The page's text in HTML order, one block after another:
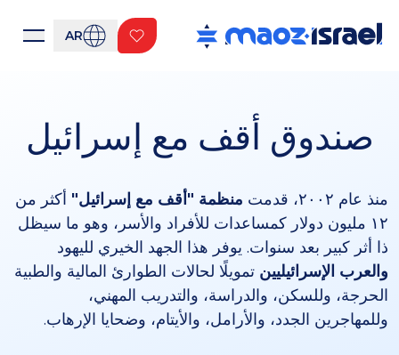
AR
صندوق أقف مع إسرائيل
منذ عام ٢٠٠٢، قدمت منظمة "أقف مع إسرائيل" أكثر من
١٢ مليون دولار كمساعدات للأفراد والأسر، وهو ما سيظل
ذا أثر كبير بعد سنوات. يوفر هذا الجهد الخيري لليهود
والعرب الإسرائيليين تمويلًا لحالات الطوارئ المالية والطبية
الحرجة، وللسكن، والدراسة، والتدريب المهني،
وللمهاجرين الجدد، والأرامل، والأيتام، وضحايا الإرهاب.